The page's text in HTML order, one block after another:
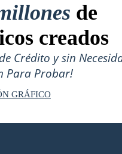
de
creados
Crédito y sin
Para Probar!
GRÁFICO